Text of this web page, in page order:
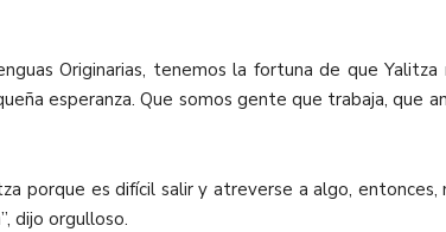
Originarias, tenemos la fortuna de que
esperanza. Que somos gente que trabaja, que
porque es difícil salir y atreverse a algo,
dijo orgulloso.